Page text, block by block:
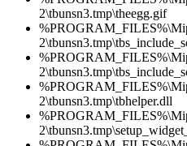
2\tbunsn3.tmp\theegg.gif
2\tbunsn3.tmp\tbhelper.dll